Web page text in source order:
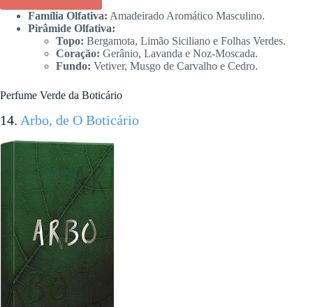
Família Olfativa: Amadeirado Aromático Masculino.
Pirâmide Olfativa:
Topo: Bergamota, Limão Siciliano e Folhas Verdes.
Coração: Gerânio, Lavanda e Noz-Moscada.
Fundo: Vetiver, Musgo de Carvalho e Cedro.
Perfume Verde da Boticário
14. Arbo, de O Boticário